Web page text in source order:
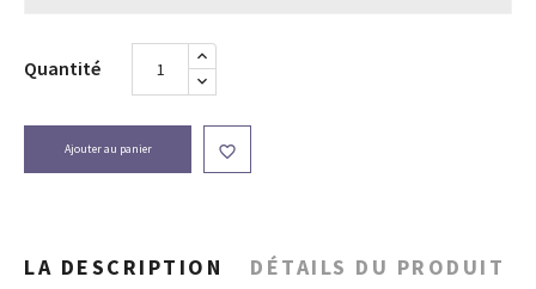
Quantité
Ajouter au panier 
LA DESCRIPTION DÉTAILS DU PRODUIT